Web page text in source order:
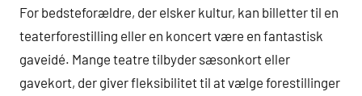
For bedsteforældre, der elsker kultur, kan billetter til en
teaterforestilling eller en koncert være en fantastisk
gaveidé. Mange teatre tilbyder sæsonkort eller
gavekort, der giver fleksibilitet til at vælge forestillinger